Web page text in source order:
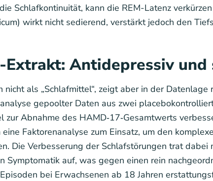
Schlafkontinuität, kann die REM-Latenz
wirkt nicht sedierend, verstärkt jedoch den
Extrakt: Antidepressiv
nicht als „Schlafmittel“, zeigt aber in der
gepoolter Daten aus zwei
Abnahme des HAMD‑17‑Gesamtwerts
Faktorenanalyse zum Einsatz, um den
Die Verbesserung der Schlafstörungen trat
Symptomatik auf, was gegen einen rein
bei Erwachsenen ab 18 Jahren